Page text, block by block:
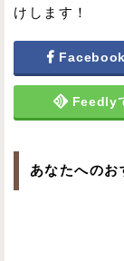
けします！
Feedly
あなたへのお